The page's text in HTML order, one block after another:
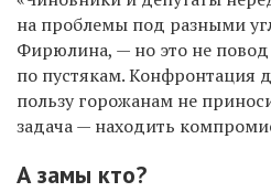
на проблемы под разными
Фирюлина, — но это не
по пустякам. Конфронтация
пользу горожанам не
задача — находить
А замы кто?